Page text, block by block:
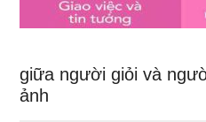
giữa người giỏi và
ảnh